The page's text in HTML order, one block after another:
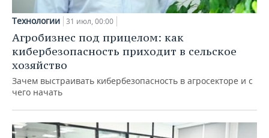
Технологии 31 июл, 00:00
Агробизнес под прицелом: как
кибербезопасность приходит в сельское
хозяйство
Зачем выстраивать кибербезопасность в агросекторе и с
чего начать